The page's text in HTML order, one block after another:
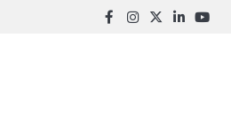
Facebook
instagram
twitter
linkedin